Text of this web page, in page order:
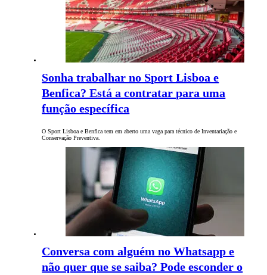
Sonha trabalhar no Sport Lisboa e
Benfica? Está a contratar para uma
função específica
O Sport Lisboa e Benfica tem em aberto uma vaga para técnico de Inventariação e
Conservação Preventiva.
Conversa com alguém no Whatsapp e
não quer que se saiba? Pode esconder o